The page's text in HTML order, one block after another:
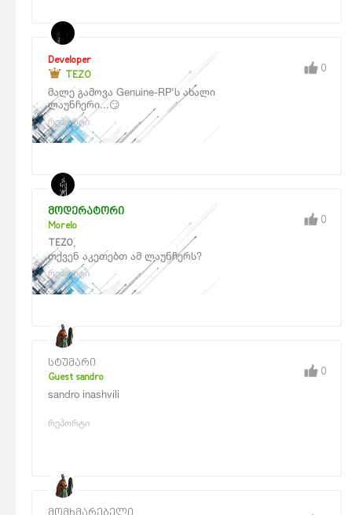
Developer
TEZO
მალე გამოვა Genuine-RP'ს ახალი
ლაუნჩერი...😏
რეპორტი
0
მოდერატორი
Morelo
TEZO,
თქვენ აკეთებთ ამ ლაუნჩერს?
რეპორტი
0
სტუმარი
Guest sandro
sandro inashvili
რეპორტი
0